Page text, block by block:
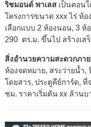
ริชมอนด์ พาเลส เป็นคอน
โครงการขนาด xxx ไร่ ห้
เลือกแบบ 2 ห้องนอน, 3
290 ตร.ม. ขึ้นไป สร้างเส
สิ่งอำนวยความสะดวกภา
ห้องจดหมาย, สระว่ายน้ำ
โดยสาร, ประตูคีย์การ์ด, ที่
ชม. ราคาเริ่มต้น xx ล้านบ